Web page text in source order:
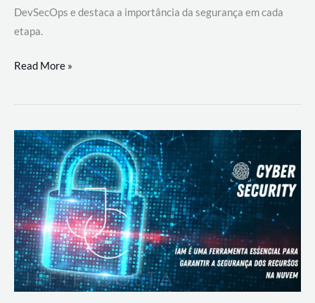
DevSecOps e destaca a importância da segurança em cada
etapa.
DevSecOps
Prática:
Desenvolvimento,
Segurança
e
Operações
Read More »